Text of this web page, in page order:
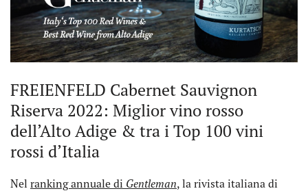
FREIENFELD Cabernet Sauvignon
Riserva 2022: Miglior vino rosso
dell’Alto Adige & tra i Top 100 vini
rossi d’Italia
Nel ranking annuale di Gentleman, la rivista italiana di